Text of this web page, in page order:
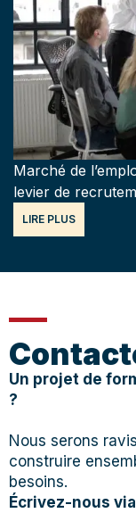
Marché de
levier de
LIRE PLUS
Un projet de
?
Nous serons
construire
besoins.
Écrivez-nous